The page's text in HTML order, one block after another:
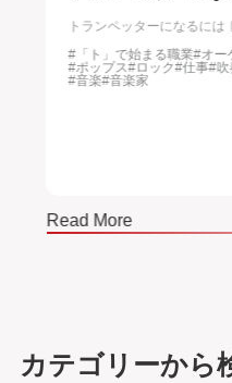
トランペッターになるには
#「ト」で始まる職業#オー
#ポップス#ロック#仕事#吹
#音楽#音楽家
Read More
カテゴリーから